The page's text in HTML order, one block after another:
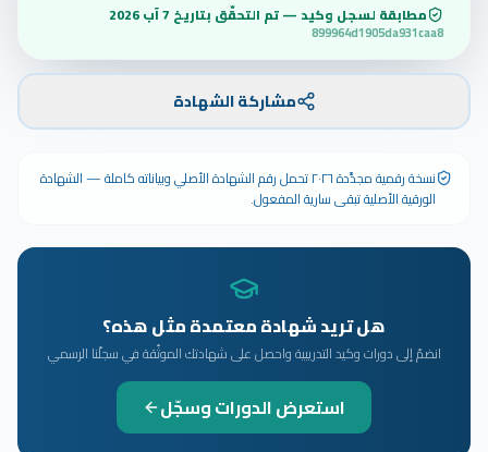
مطابقة لسجل وكيد — تم التحقّق بتاريخ 7 آب 2026
899964d1905da931caa8
مشاركة الشهادة
نسخة رقمية مجدَّدة ٢٠٢٦ تحمل رقم الشهادة الأصلي وبياناته كاملة — الشهادة
الورقية الأصلية تبقى سارية المفعول.
هل تريد شهادة معتمدة مثل هذه؟
انضمّ إلى دورات وكيد التدريبية واحصل على شهادتك الموثّقة في سجلّنا الرسمي
استعرض الدورات وسجّل